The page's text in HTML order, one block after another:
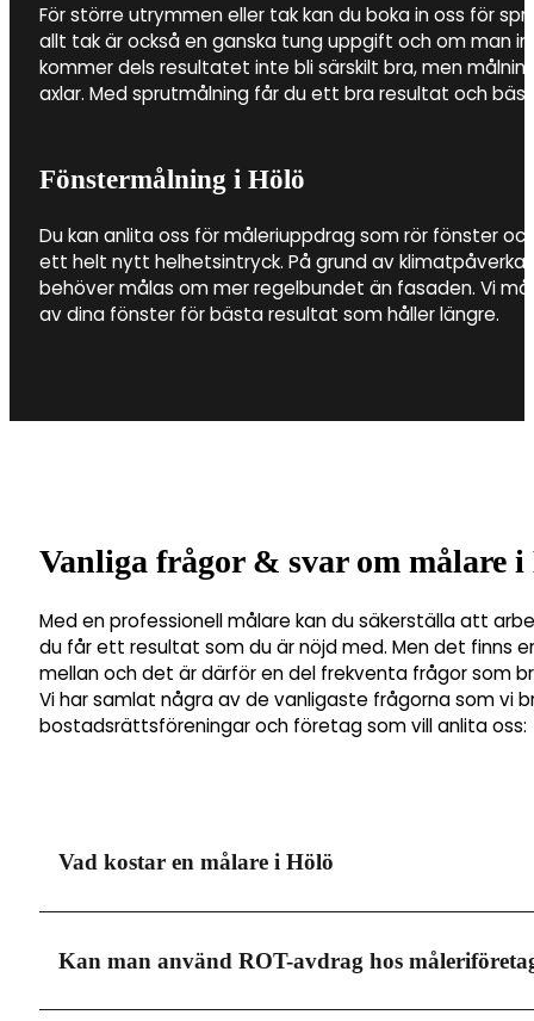
För större utrymmen eller tak kan du boka in oss för
allt tak är också en ganska tung uppgift och om man
kommer dels resultatet inte bli särskilt bra, men
axlar. Med sprutmålning får du ett bra resultat och
Fönstermålning i Hölö
Du kan anlita oss för måleriuppdrag som rör fönster
ett helt nytt helhetsintryck. På grund av
behöver målas om mer regelbundet än fasaden. Vi
av dina fönster för bästa resultat som håller längre.
Vanliga frågor & svar om målare i
Med en professionell målare kan du säkerställa att
du får ett resultat som du är nöjd med. Men det finns
mellan och det är därför en del frekventa frågor som
Vi har samlat några av de vanligaste frågorna som vi
bostadsrättsföreningar och företag som vill anlita oss:
Vad kostar en målare i Hölö
Målare i Hölö tar lite olika pris beroende på vilken
mycket som mellan 600-700 kronor i timmen. Men i
och det är viktigt att du anlitar en seriös firma, där
Kan man använd ROT-avdrag hos